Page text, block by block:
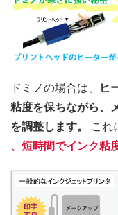
ドミノの場合は、
ヒ
粘度を保ちながら、
を調整します。
これ
、短時間でインク粘